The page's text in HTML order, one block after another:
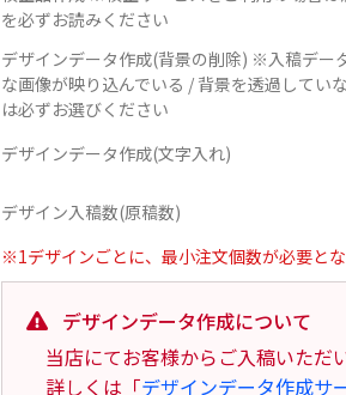
を必ずお読みください
デザインデータ作成(背景の削除) ※入稿デー
な画像が映り込んでいる / 背景を透過してい
は必ずお選びください
デザインデータ作成(文字入れ)
デザイン入稿数(原稿数)
※1デザインごとに、最小注文個数が必要と
デザインデータ作成について
当店にてお客様からご入稿いただ
詳しくは「デザインデータ作成サ